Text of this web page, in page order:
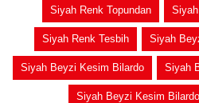
Siyah Renk Topundan
Siyah Renk Tesbih Siyah
Siyah Beyzi Kesim Bilardo Siyah
Siyah Beyzi Kesim